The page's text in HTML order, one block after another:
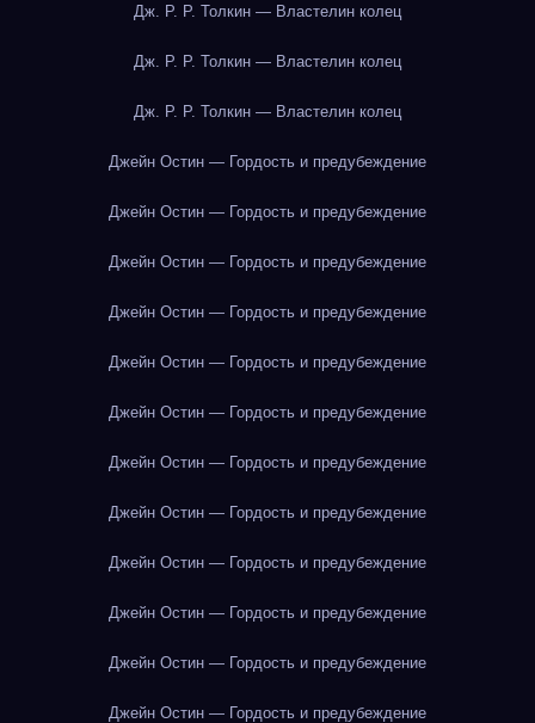
Дж. Р. Р. Толкин — Властелин колец
Дж. Р. Р. Толкин — Властелин колец
Дж. Р. Р. Толкин — Властелин колец
Джейн Остин — Гордость и предубеждение
Джейн Остин — Гордость и предубеждение
Джейн Остин — Гордость и предубеждение
Джейн Остин — Гордость и предубеждение
Джейн Остин — Гордость и предубеждение
Джейн Остин — Гордость и предубеждение
Джейн Остин — Гордость и предубеждение
Джейн Остин — Гордость и предубеждение
Джейн Остин — Гордость и предубеждение
Джейн Остин — Гордость и предубеждение
Джейн Остин — Гордость и предубеждение
Джейн Остин — Гордость и предубеждение